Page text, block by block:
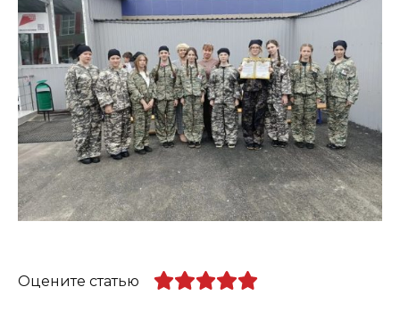
Оцените статью